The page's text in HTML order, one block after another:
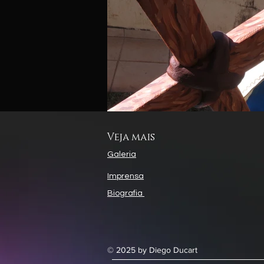
Veja mais
Galeria
Imprensa
Biografia
© 2025 by Diego Ducart